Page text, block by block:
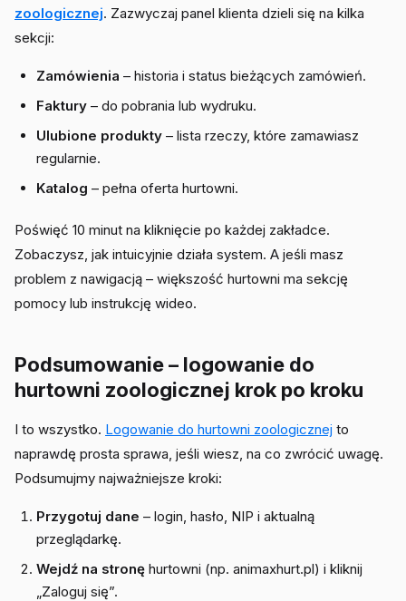
zoologicznej. Zazwyczaj panel klienta dzieli się na kilka
sekcji:
Zamówienia – historia i status bieżących zamówień.
Faktury – do pobrania lub wydruku.
Ulubione produkty – lista rzeczy, które zamawiasz
regularnie.
Katalog – pełna oferta hurtowni.
Poświęć 10 minut na kliknięcie po każdej zakładce.
Zobaczysz, jak intuicyjnie działa system. A jeśli masz
problem z nawigacją – większość hurtowni ma sekcję
pomocy lub instrukcję wideo.
Podsumowanie – logowanie do
hurtowni zoologicznej krok po kroku
I to wszystko. Logowanie do hurtowni zoologicznej to
naprawdę prosta sprawa, jeśli wiesz, na co zwrócić uwagę.
Podsumujmy najważniejsze kroki:
Przygotuj dane – login, hasło, NIP i aktualną
przeglądarkę.
Wejdź na stronę hurtowni (np. animaxhurt.pl) i kliknij
„Zaloguj się”.